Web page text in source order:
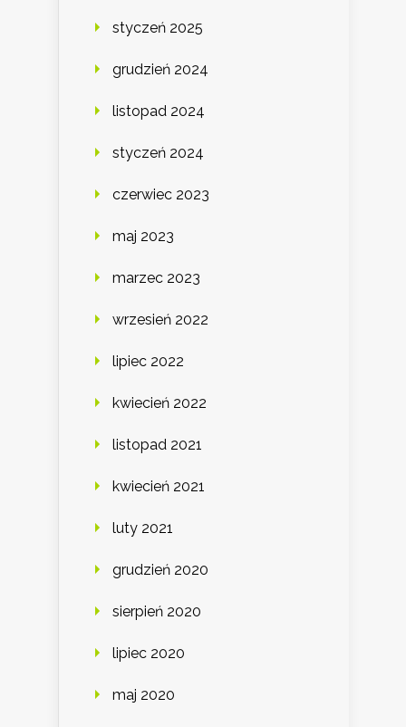
styczeń 2025
grudzień 2024
listopad 2024
styczeń 2024
czerwiec 2023
maj 2023
marzec 2023
wrzesień 2022
lipiec 2022
kwiecień 2022
listopad 2021
kwiecień 2021
luty 2021
grudzień 2020
sierpień 2020
lipiec 2020
maj 2020